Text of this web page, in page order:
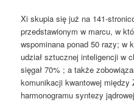
Xi skupia się już na 141-
przedstawionym w marcu, w
wspominana ponad 50 razy; w
udział sztucznej inteligencji w
sięgał 70% ; a także
komunikacji kwantowej między
harmonogramu syntezy